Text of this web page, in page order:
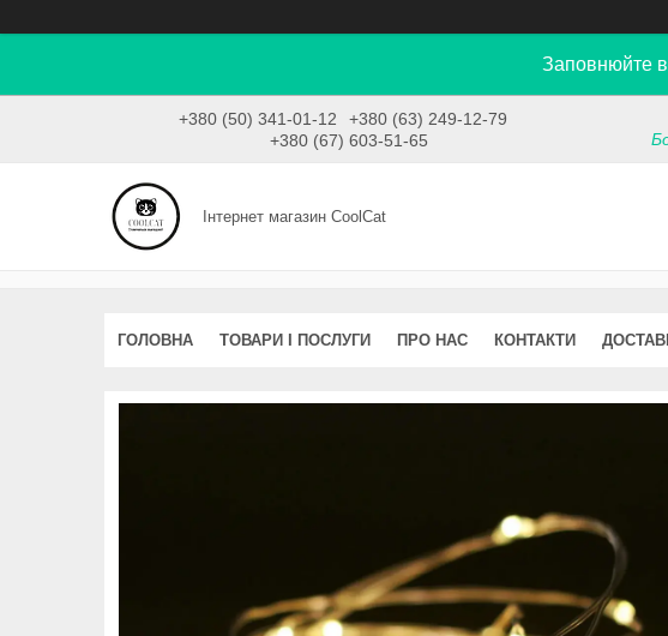
Заповнюйте
+380 (50) 341-01-12
+380 (63) 249-12-79
+380 (67) 603-51-65
Інтернет магазин CoolCat
ГОЛОВНА ТОВАРИ І ПОСЛУГИ ПРО НАС КОНТАКТИ